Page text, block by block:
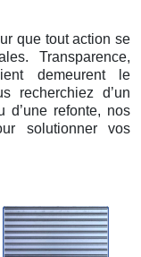
que tout action se
Transparence,
demeurent le
recherchiez d’un
d’une refonte, nos
solutionner vos